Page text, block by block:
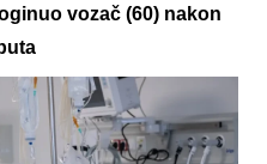
vozač (60) nakon